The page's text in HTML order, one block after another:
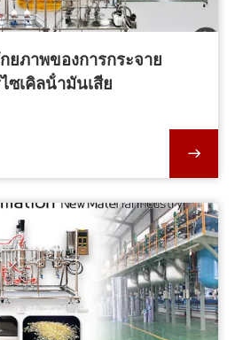
ยภาพของการกระจาย
ซเคิลน้ํามันเสีย